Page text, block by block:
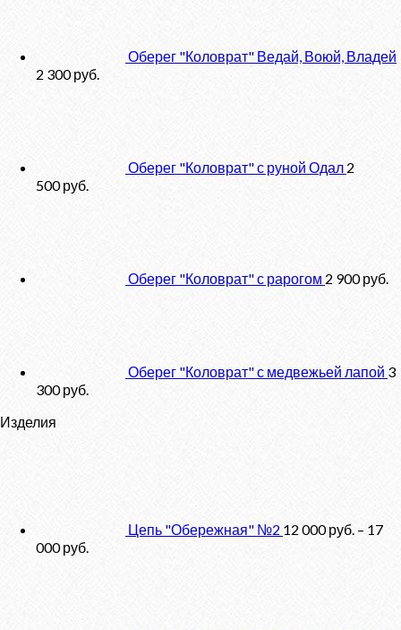
Оберег "Коловрат" Ведай, Воюй, Владей
2 300руб.
Оберег "Коловрат" с руной Одал 2
500руб.
Оберег "Коловрат" с рарогом 2 900руб.
Оберег "Коловрат" с медвежьей лапой 3
300руб.
Изделия
Цепь "Обережная" №2 12 000руб. – 17
000руб.